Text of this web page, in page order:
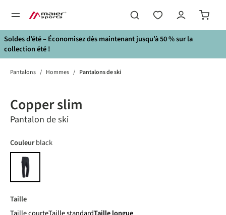
principal
Soldes d’été – Économisez dès maintenant jusqu’à 50 % sur la
collection été !
Pantalons / Hommes / Pantalons de ski
Copper slim
Pantalon de ski
Choisir
Couleurblack
black
Choisir
Taille